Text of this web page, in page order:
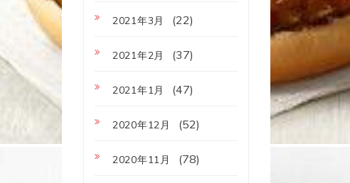
2021年3月 (22)
2021年2月 (37)
2021年1月 (47)
2020年12月 (52)
2020年11月 (78)